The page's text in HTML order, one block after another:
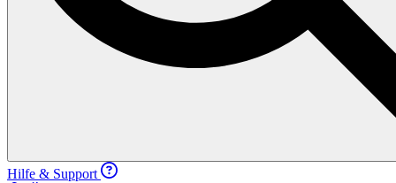
Hilfe & Support